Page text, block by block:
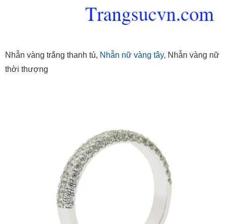
Nhẫn vàng trắng thanh tú, Nhẫn nữ vàng tây, Nhẫn vàng nữ
thời thượng